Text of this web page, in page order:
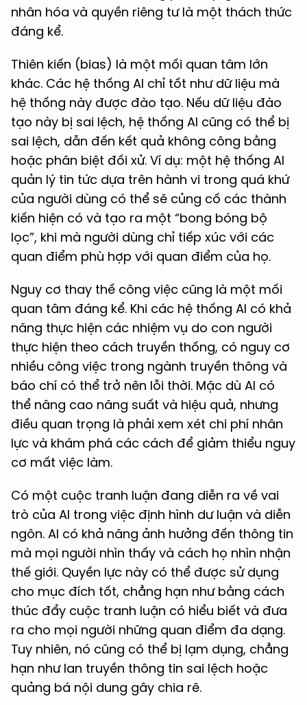
nhân hóa và quyền riêng tư là một thách thức
đáng kể.
Thiên kiến (bias) là một mối quan tâm lớn
khác. Các hệ thống AI chỉ tốt như dữ liệu mà
hệ thống này được đào tạo. Nếu dữ liệu đào
tạo này bị sai lệch, hệ thống AI cũng có thể bị
sai lệch, dẫn đến kết quả không công bằng
hoặc phân biệt đối xử. Ví dụ: một hệ thống AI
quản lý tin tức dựa trên hành vi trong quá khứ
của người dùng có thể sẽ củng cố các thành
kiến hiện có và tạo ra một “bong bóng bộ
lọc”, khi mà người dùng chỉ tiếp xúc với các
quan điểm phù hợp với quan điểm của họ.
Nguy cơ thay thế công việc cũng là một mối
quan tâm đáng kể. Khi các hệ thống AI có khả
năng thực hiện các nhiệm vụ do con người
thực hiện theo cách truyền thống, có nguy cơ
nhiều công việc trong ngành truyền thông và
báo chí có thể trở nên lỗi thời. Mặc dù AI có
thể nâng cao năng suất và hiệu quả, nhưng
điều quan trọng là phải xem xét chi phí nhân
lực và khám phá các cách để giảm thiểu nguy
cơ mất việc làm.
Có một cuộc tranh luận đang diễn ra về vai
trò của AI trong việc định hình dư luận và diễn
ngôn. AI có khả năng ảnh hưởng đến thông tin
mà mọi người nhìn thấy và cách họ nhìn nhận
thế giới. Quyền lực này có thể được sử dụng
cho mục đích tốt, chẳng hạn như bằng cách
thúc đẩy cuộc tranh luận có hiểu biết và đưa
ra cho mọi người những quan điểm đa dạng.
Tuy nhiên, nó cũng có thể bị lạm dụng, chẳng
hạn như lan truyền thông tin sai lệch hoặc
quảng bá nội dung gây chia rẽ.